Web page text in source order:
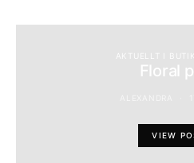
AKTUELLT I
Floral
VIEW